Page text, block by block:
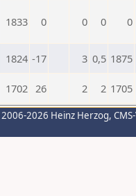
1833 0 0 0 0
1824 -17 3 0,5 1875
1702 26 2 2 1705
2026 Heinz Herzog,